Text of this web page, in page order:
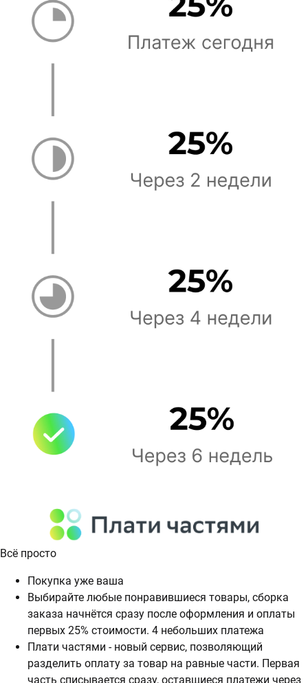
Всё просто
Покупка уже ваша
Выбирайте любые понравившиеся товары, сборка
заказа начнётся сразу после оформления и оплаты
первых 25% стоимости. 4 небольших платежа
Плати частями - новый сервис, позволяющий
разделить оплату за товар на равные части. Первая
часть списывается сразу, оставщиеся платежи через